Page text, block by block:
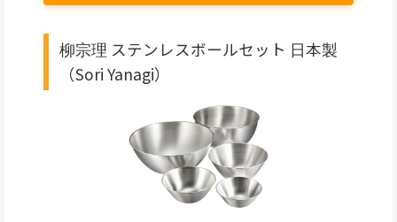
柳宗理 ステンレスボールセット 日本製
（Sori Yanagi）